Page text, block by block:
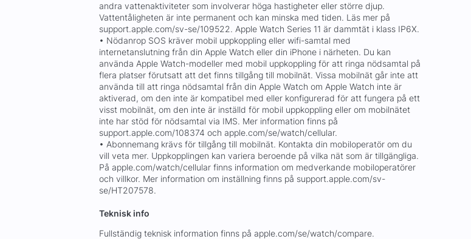
andra vattenaktiviteter som involverar höga hastigheter eller större djup.
Vattentåligheten är inte permanent och kan minska med tiden. Läs mer på
support.apple.com/sv-se/109522. Apple Watch Series 11 är dammtät i klass IP6X.
• Nödanrop SOS kräver mobil uppkoppling eller wifi-samtal med
internetanslutning från din Apple Watch eller din iPhone i närheten. Du kan
använda Apple Watch-modeller med mobil uppkoppling för att ringa nödsamtal på
flera platser förutsatt att det finns tillgång till mobilnät. Vissa mobilnät går inte att
använda till att ringa nödsamtal från din Apple Watch om Apple Watch inte är
aktiverad, om den inte är kompatibel med eller konfigurerad för att fungera på ett
visst mobilnät, om den inte är inställd för mobil uppkoppling eller om mobilnätet
inte har stöd för nödsamtal via IMS. Mer information finns på
support.apple.com/108374 och apple.com/se/watch/cellular.
• Abonnemang krävs för tillgång till mobilnät. Kontakta din mobiloperatör om du
vill veta mer. Uppkopplingen kan variera beroende på vilka nät som är tillgängliga.
På apple.com/watch/cellular finns information om medverkande mobiloperatörer
och villkor. Mer information om inställning finns på support.apple.com/sv-
se/HT207578.
Teknisk info
Fullständig teknisk information finns på apple.com/se/watch/compare.